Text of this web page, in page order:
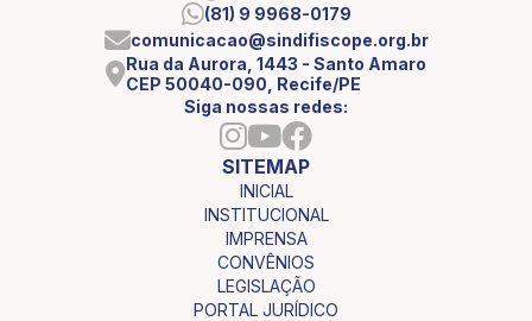
(81) 9 9968-0179
comunicacao@sindifiscope.org.br
Rua da Aurora, 1443 - Santo Amaro
CEP 50040-090, Recife/PE
Siga nossas redes:
SITEMAP
INICIAL
INSTITUCIONAL
IMPRENSA
CONVÊNIOS
LEGISLAÇÃO
PORTAL JURÍDICO